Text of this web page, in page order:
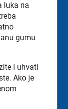
luka na
gumu
i uhvati
Ako je